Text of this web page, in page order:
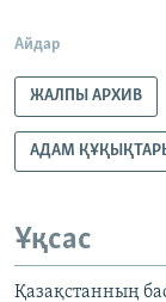
Айдар
ЖАЛПЫ АРХИВ
АДАМ
Ұқсас
Қазақстанның